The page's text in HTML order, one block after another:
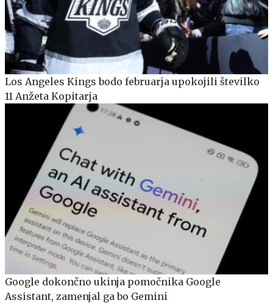
Los Angeles Kings bodo februarja upokojili številko
11 Anžeta Kopitarja
Google dokončno ukinja pomočnika Google
Assistant, zamenjal ga bo Gemini